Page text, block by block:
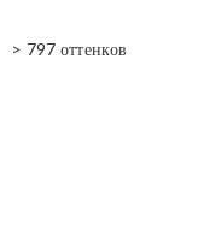
> 797 оттенков